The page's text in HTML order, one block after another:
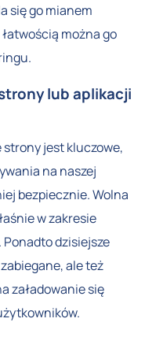
się go mianem
można go
lub aplikacji
strony jest kluczowe,
na naszej
bezpiecznie. Wolna
w zakresie
dzisiejsze
ale też
załadowanie się